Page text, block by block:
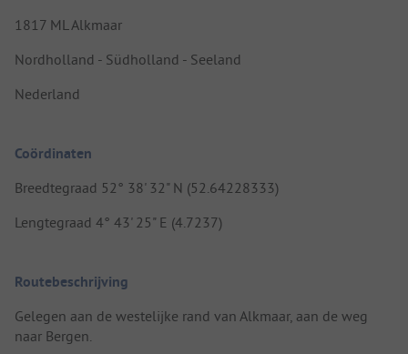
1817 ML Alkmaar
Nordholland - Südholland - Seeland
Nederland
Coördinaten
Breedtegraad 52° 38' 32" N (52.64228333)
Lengtegraad 4° 43' 25" E (4.7237)
Routebeschrijving
Gelegen aan de westelijke rand van Alkmaar, aan de weg
naar Bergen.